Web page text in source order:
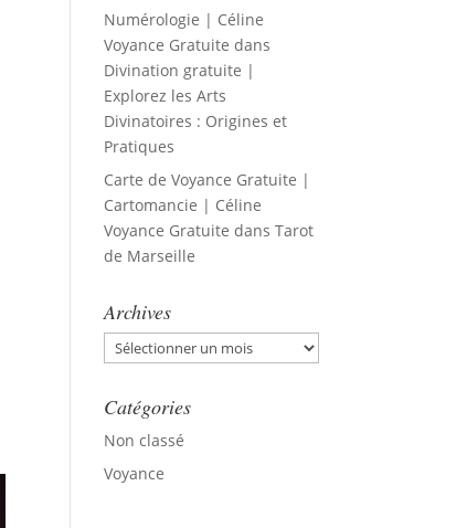
Numérologie | Céline
Voyance Gratuite dans
Divination gratuite |
Explorez les Arts
Divinatoires : Origines et
Pratiques
Carte de Voyance Gratuite |
Cartomancie | Céline
Voyance Gratuite dansTarot
de Marseille
Archives
Archives
Catégories
Non classé
Voyance